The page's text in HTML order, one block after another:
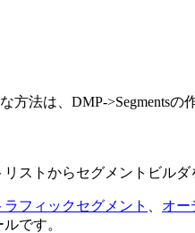
法は、DMP->Segmentsの
ストからセグメントビルダ
ラフィックセグメント オー
です。